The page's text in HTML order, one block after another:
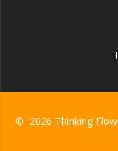
© 2026 Thinking